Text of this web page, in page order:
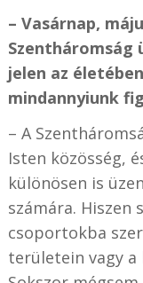
– Vasárnap,
Szentháromság
jelen az
mindannyiunk
– A
Isten közösség,
különösen is
számára. Hiszen
csoportokba
területein vagy a